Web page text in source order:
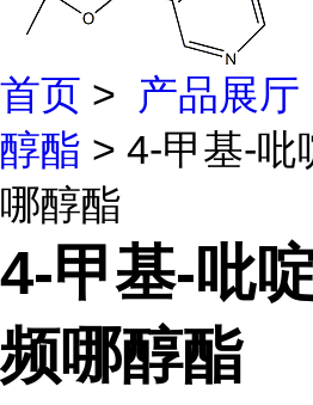
首页 > 产品展厅
醇酯 > 4-甲基-吡
哪醇酯
4-甲基-吡
频哪醇酯